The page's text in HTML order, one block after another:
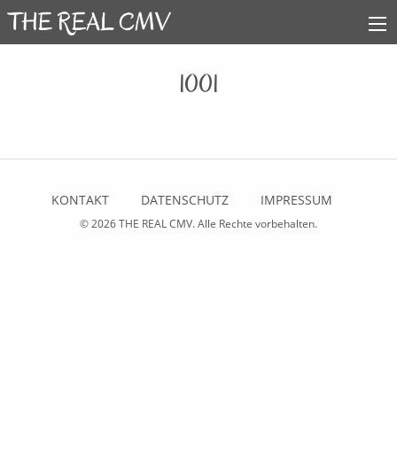
1001
KONTAKT DATENSCHUTZ IMPRESSUM
© 2026THE REAL CMV. Alle Rechte vorbehalten.